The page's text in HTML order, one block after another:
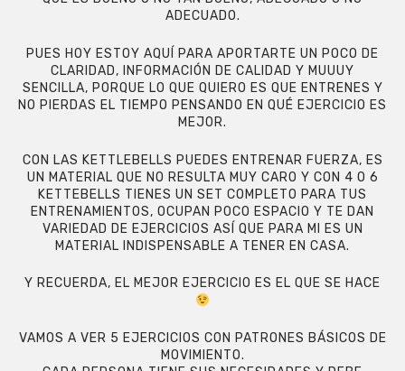
ADECUADO.
PUES HOY ESTOY AQUÍ PARA APORTARTE UN POCO DE
CLARIDAD, INFORMACIÓN DE CALIDAD Y MUUUY
SENCILLA, PORQUE LO QUE QUIERO ES QUE ENTRENES Y
NO PIERDAS EL TIEMPO PENSANDO EN QUÉ EJERCICIO ES
MEJOR.
CON LAS KETTLEBELLS PUEDES ENTRENAR FUERZA, ES
UN MATERIAL QUE NO RESULTA MUY CARO Y CON 4 O 6
KETTEBELLS TIENES UN SET COMPLETO PARA TUS
ENTRENAMIENTOS, OCUPAN POCO ESPACIO Y TE DAN
VARIEDAD DE EJERCICIOS ASÍ QUE PARA MI ES UN
MATERIAL INDISPENSABLE A TENER EN CASA.
Y RECUERDA, EL MEJOR EJERCICIO ES EL QUE SE HACE
VAMOS A VER 5 EJERCICIOS CON PATRONES BÁSICOS DE
MOVIMIENTO.